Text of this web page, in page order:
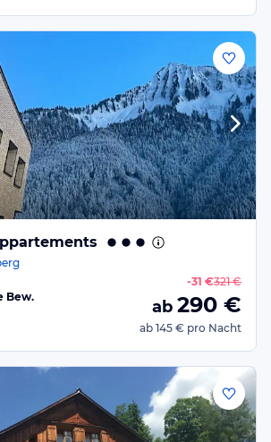
Bew.
-31 €321 €
ab 290 €
ab 145 € pro Nacht